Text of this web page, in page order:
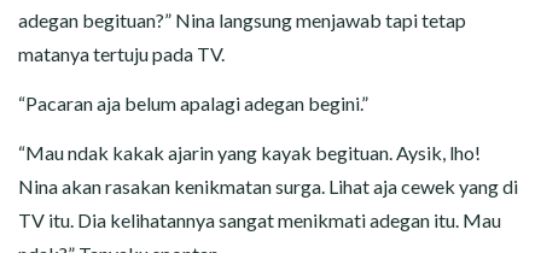
adegan begituan?” Nina langsung menjawab tapi tetap
matanya tertuju pada TV.
“Pacaran aja belum apalagi adegan begini.”
“Mau ndak kakak ajarin yang kayak begituan. Aysik, lho!
Nina akan rasakan kenikmatan surga. Lihat aja cewek yang di
TV itu. Dia kelihatannya sangat menikmati adegan itu. Mau